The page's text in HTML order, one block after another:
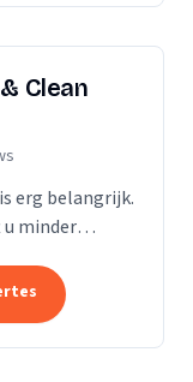
Clean
erg belangrijk.
u minder